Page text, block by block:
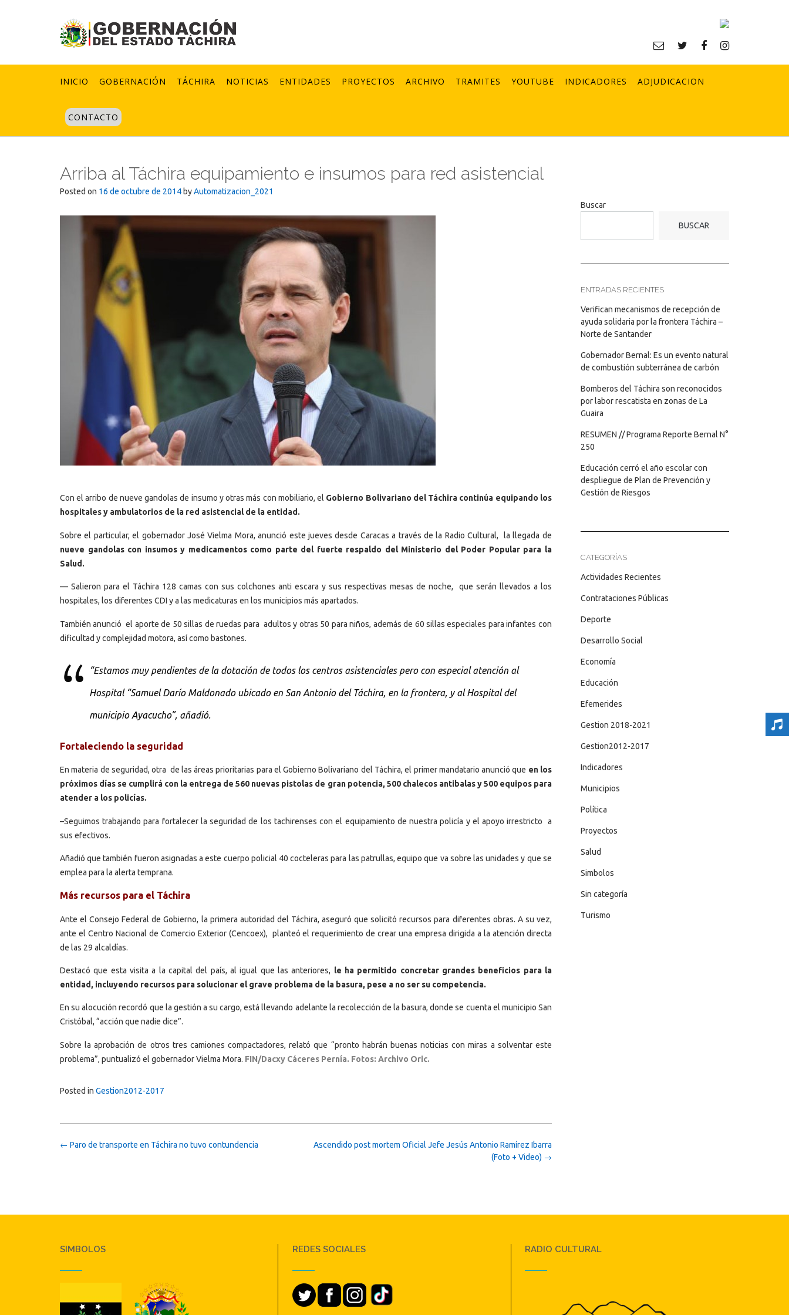
INICIO GOBERNACIÓN TÁCHIRA NOTICIAS ENTIDADES PROYECTOS ARCHIVO TRAMITES YOUTUBE INDICADORES ADJUDICACION
CONTACTO
Arriba al Táchira equipamiento e insumos para red asistencial
Posted on 16 de octubre de 2014 byAutomatizacion_2021
Con el arribo de nueve gandolas de insumo y otras más con mobiliario, el Gobierno Bolivariano del Táchira continúa equipando los
hospitales y ambulatorios de la red asistencial de la entidad.
Sobre el particular, el gobernador José Vielma Mora, anunció este jueves desde Caracas a través de la Radio Cultural, la llegada de
nueve gandolas con insumos y medicamentos como parte del fuerte respaldo del Ministerio del Poder Popular para la
Salud.
— Salieron para el Táchira 128 camas con sus colchones anti escara y sus respectivas mesas de noche, que serán llevados a los
hospitales, los diferentes CDI y a las medicaturas en los municipios más apartados.
También anunció el aporte de 50 sillas de ruedas para adultos y otras 50 para niños, además de 60 sillas especiales para infantes con
dificultad y complejidad motora, así como bastones.
“Estamos muy pendientes de la dotación de todos los centros asistenciales pero con especial atención al
Hospital “Samuel Darío Maldonado ubicado en San Antonio del Táchira, en la frontera, y al Hospital del
municipio Ayacucho”, añadió.
Fortaleciendo la seguridad
En materia de seguridad, otra de las áreas prioritarias para el Gobierno Bolivariano del Táchira, el primer mandatario anunció que en los
próximos días se cumplirá con la entrega de 560 nuevas pistolas de gran potencia, 500 chalecos antibalas y 500 equipos para
atender a los policías.
–Seguimos trabajando para fortalecer la seguridad de los tachirenses con el equipamiento de nuestra policía y el apoyo irrestricto a
sus efectivos.
Añadió que también fueron asignadas a este cuerpo policial 40 cocteleras para las patrullas, equipo que va sobre las unidades y que se
emplea para la alerta temprana.
Más recursos para el Táchira
Ante el Consejo Federal de Gobierno, la primera autoridad del Táchira, aseguró que solicitó recursos para diferentes obras. A su vez,
ante el Centro Nacional de Comercio Exterior (Cencoex), planteó el requerimiento de crear una empresa dirigida a la atención directa
de las 29 alcaldías.
Destacó que esta visita a la capital del país, al igual que las anteriores, le ha permitido concretar grandes beneficios para la
entidad, incluyendo recursos para solucionar el grave problema de la basura, pese a no ser su competencia.
En su alocución recordó que la gestión a su cargo, está llevando adelante la recolección de la basura, donde se cuenta el municipio San
Cristóbal, “acción que nadie dice”.
Sobre la aprobación de otros tres camiones compactadores, relató que “pronto habrán buenas noticias con miras a solventar este
problema”, puntualizó el gobernador Vielma Mora. FIN/Dacxy Cáceres Pernía. Fotos: Archivo Oric.
Posted in Gestion2012-2017
Post
Ascendido post mortem Oficial Jefe Jesús Antonio Ramírez Ibarra
(Foto + Video) →
← Paro de transporte en Táchira no tuvo contundencia
Buscar
BUSCAR
ENTRADAS RECIENTES
Verifican mecanismos de recepción de
ayuda solidaria por la frontera Táchira –
Norte de Santander
Gobernador Bernal: Es un evento natural
de combustión subterránea de carbón
Bomberos del Táchira son reconocidos
por labor rescatista en zonas de La
Guaira
RESUMEN // Programa Reporte Bernal N°
250
Educación cerró el año escolar con
despliegue de Plan de Prevención y
Gestión de Riesgos
CATEGORÍAS
Actividades Recientes
Contrataciones Públicas
Deporte
Desarrollo Social
Economía
Educación
Efemerides
Gestion 2018-2021
Gestion2012-2017
Indicadores
Municipios
Política
Proyectos
Salud
Simbolos
Sin categoría
Turismo
SIMBOLOS REDES SOCIALES RADIO CULTURAL